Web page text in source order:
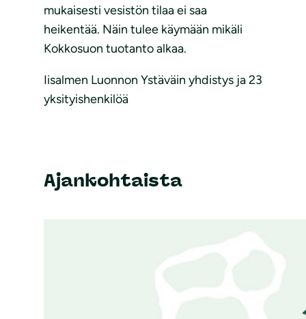
mukaisesti vesistön tilaa ei saa
heikentää. Näin tulee käymään mikäli
Kokkosuon tuotanto alkaa.
Iisalmen Luonnon Ystäväin yhdistys ja 23
yksityishenkilöä
Ajankohtaista